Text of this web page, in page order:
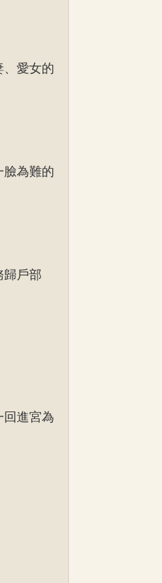
、愛女的
臉為難的
歸戶部
回進宮為